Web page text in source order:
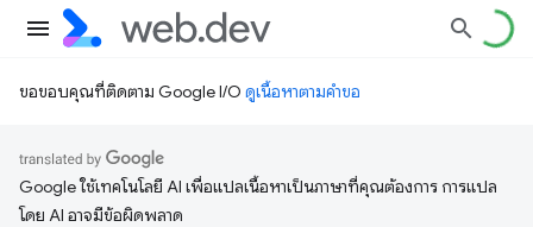
ขอขอบคุณที่ติดตาม Google I/O ดูเนื้อหาตามคำขอ
Google ใช้เทคโนโลยี AI เพื่อแปลเนื้อหาเป็นภาษาที่คุณต้องการ การแปล
โดย AI อาจมีข้อผิดพลาด